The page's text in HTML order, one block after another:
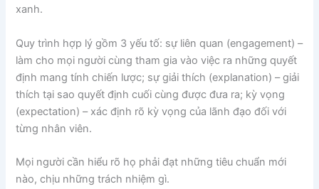
xanh.
Quy trình hợp lý gồm 3 yếu tố: sự liên quan (engagement) –
làm cho mọi người cùng tham gia vào việc ra những quyết
định mang tính chiến lược; sự giải thích (explanation) – giải
thích tại sao quyết định cuối cùng được đưa ra; kỳ vọng
(expectation) – xác định rõ kỳ vọng của lãnh đạo đối với
từng nhân viên.
Mọi người cần hiểu rõ họ phải đạt những tiêu chuẩn mới
nào, chịu những trách nhiệm gì.